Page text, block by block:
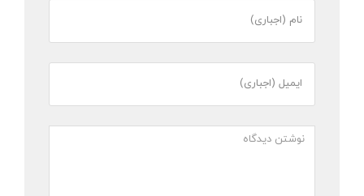
نام (اجباری)
ایمیل (اجباری)